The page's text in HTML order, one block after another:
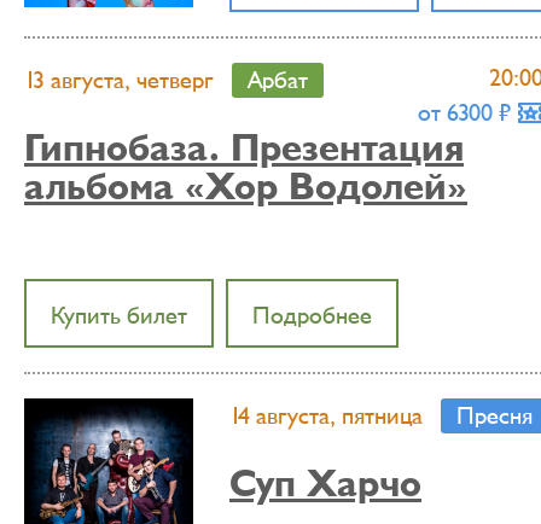
13 августа, четверг Арбат
от 6300 ₶
Гипнобаза. Презентация
альбома «Хор Водолей»
Купить билет Подробнее
14 августа, пятница Пресня
Суп Харчо